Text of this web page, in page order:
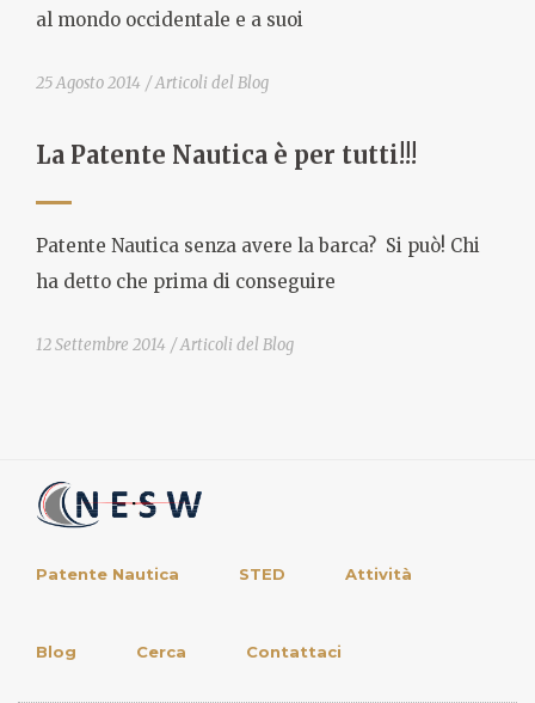
al mondo occidentale e a suoi
25 Agosto 2014 Articoli del Blog
La Patente Nautica è per tutti!!!
Patente Nautica senza avere la barca? Si può! Chi
ha detto che prima di conseguire
12 Settembre 2014 Articoli del Blog
Patente Nautica STED Attività
Blog Cerca Contattaci